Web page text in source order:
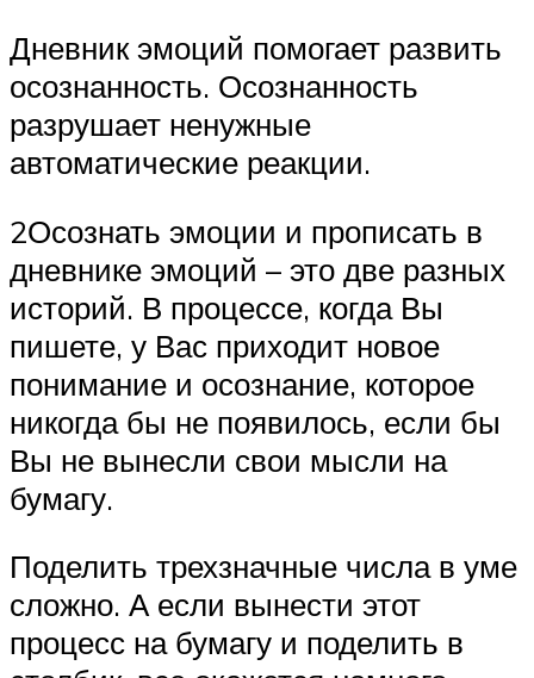
Дневник эмоций помогает развить
осознанность. Осознанность
разрушает ненужные
автоматические реакции.
2Осознать эмоции и прописать в
дневнике эмоций – это две разных
историй. В процессе, когда Вы
пишете, у Вас приходит новое
понимание и осознание, которое
никогда бы не появилось, если бы
Вы не вынесли свои мысли на
бумагу.
Поделить трехзначные числа в уме
сложно. А если вынести этот
процесс на бумагу и поделить в